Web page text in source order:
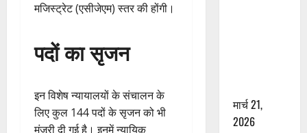
मजिस्ट्रेट (एसीजेएम) स्तर की होंगी।
पदों का सृजन
इन विशेष न्यायालयों के संचालन के
लिए कुल 144 पदों के सृजन को भी
मंजूरी दी गई है। इनमें न्यायिक
मार्च 21,
2026